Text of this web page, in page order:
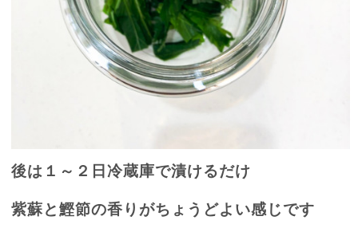
後は１～２日冷蔵庫で漬けるだけ
紫蘇と鰹節の香りがちょうどよい感じです